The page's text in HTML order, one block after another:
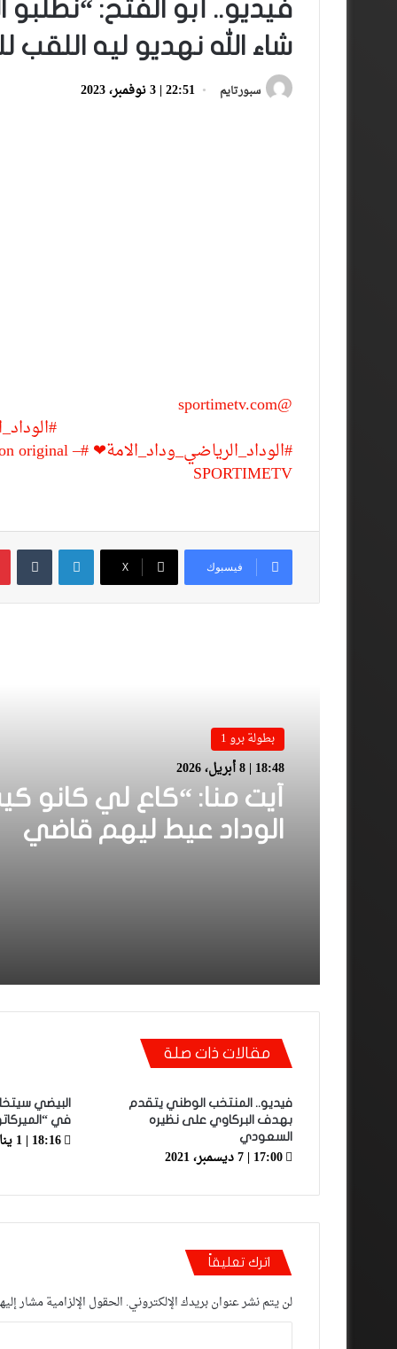
فيديو.. أبو الفتح: “نطلبو
شاء الله نهديو ليه اللقب
سبورتايم 22:51 | 3 نوفمبر، 2023
@sportimetv.com
#الوداد_الرياضي_وداد_الامة❤#wac
original –
SPORTIMETV
فيسبوك ‫X
لينكدإن
بطولة برو 1
18:48 | 8 أبريل، 2026
أيت منا: “كاع لي كانو
الوداد عيط ليهم قاضي
مقالات ذات صلة
فيديو.. المنتخب الوطني يتقدم
بهدف البركاوي على نظيره
السعودي
17:00 | 7 ديسمبر، 2021
البيضي
في
18:16 | 1 يناير، 2020
اترك تعليقاً
لن يتم نشر عنوان بريدك الإلكتروني.الحقول الإلزامية مشار